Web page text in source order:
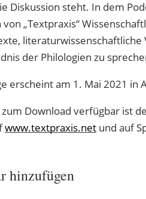
Diskussion steht. In dem
von „Textpraxis“
literaturwissenschaftliche
der Philologien zu
erscheint am 1. Mai 2021 in
Download verfügbar ist
www.textpraxis.net und auf
hinzufügen